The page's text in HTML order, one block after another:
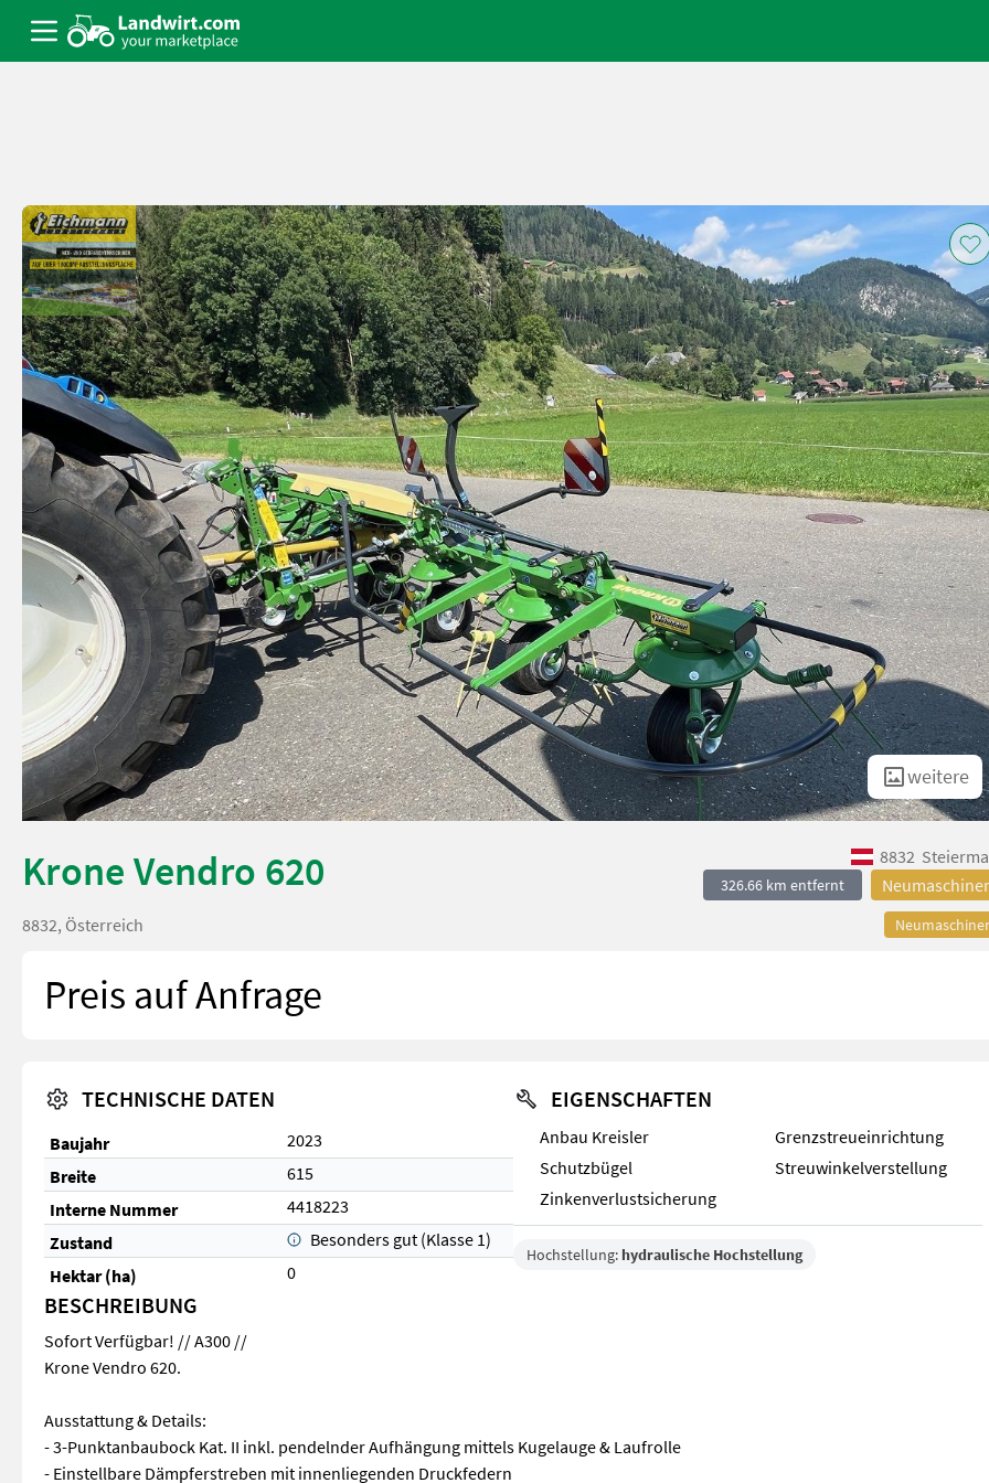
weitere
Krone Vendro 620 8832
326.66 km entfernt
8832, Österreich
Preis auf Anfrage
TECHNISCHE DATEN
Baujahr
2023
Breite
615
Interne Nummer
4418223
Zustand
Besonders gut (Klasse 1)
Hektar (ha)
0
EIGENSCHAFTEN
Anbau Kreisler
Grenzstreueinrichtung
Schutzbügel
Streuwinkelverstellung
Zinkenverlustsicherung
Hochstellung: hydraulische Hochstellung
BESCHREIBUNG
Sofort Verfügbar! // A300 //
Krone Vendro 620.
Ausstattung & Details:
- 3-Punktanbaubock Kat. II inkl. pendelnder Aufhängung mittels Kugelauge & Laufrolle
- Einstellbare Dämpferstreben mit innenliegenden Druckfedern